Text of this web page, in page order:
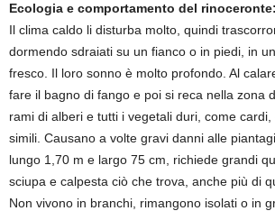
Ecologia e comportamento del rinoceronte:
Il clima caldo li disturba molto, quindi
dormendo sdraiati su un fianco o in piedi, in
fresco. Il loro sonno è molto profondo. Al
fare il bagno di fango e poi si reca nella zona
rami di alberi e tutti i vegetali duri, come
simili. Causano a volte gravi danni alle
lungo 1,70 m e largo 75 cm, richiede grandi
sciupa e calpesta ciò che trova, anche più di
Non vivono in branchi, rimangono isolati o in